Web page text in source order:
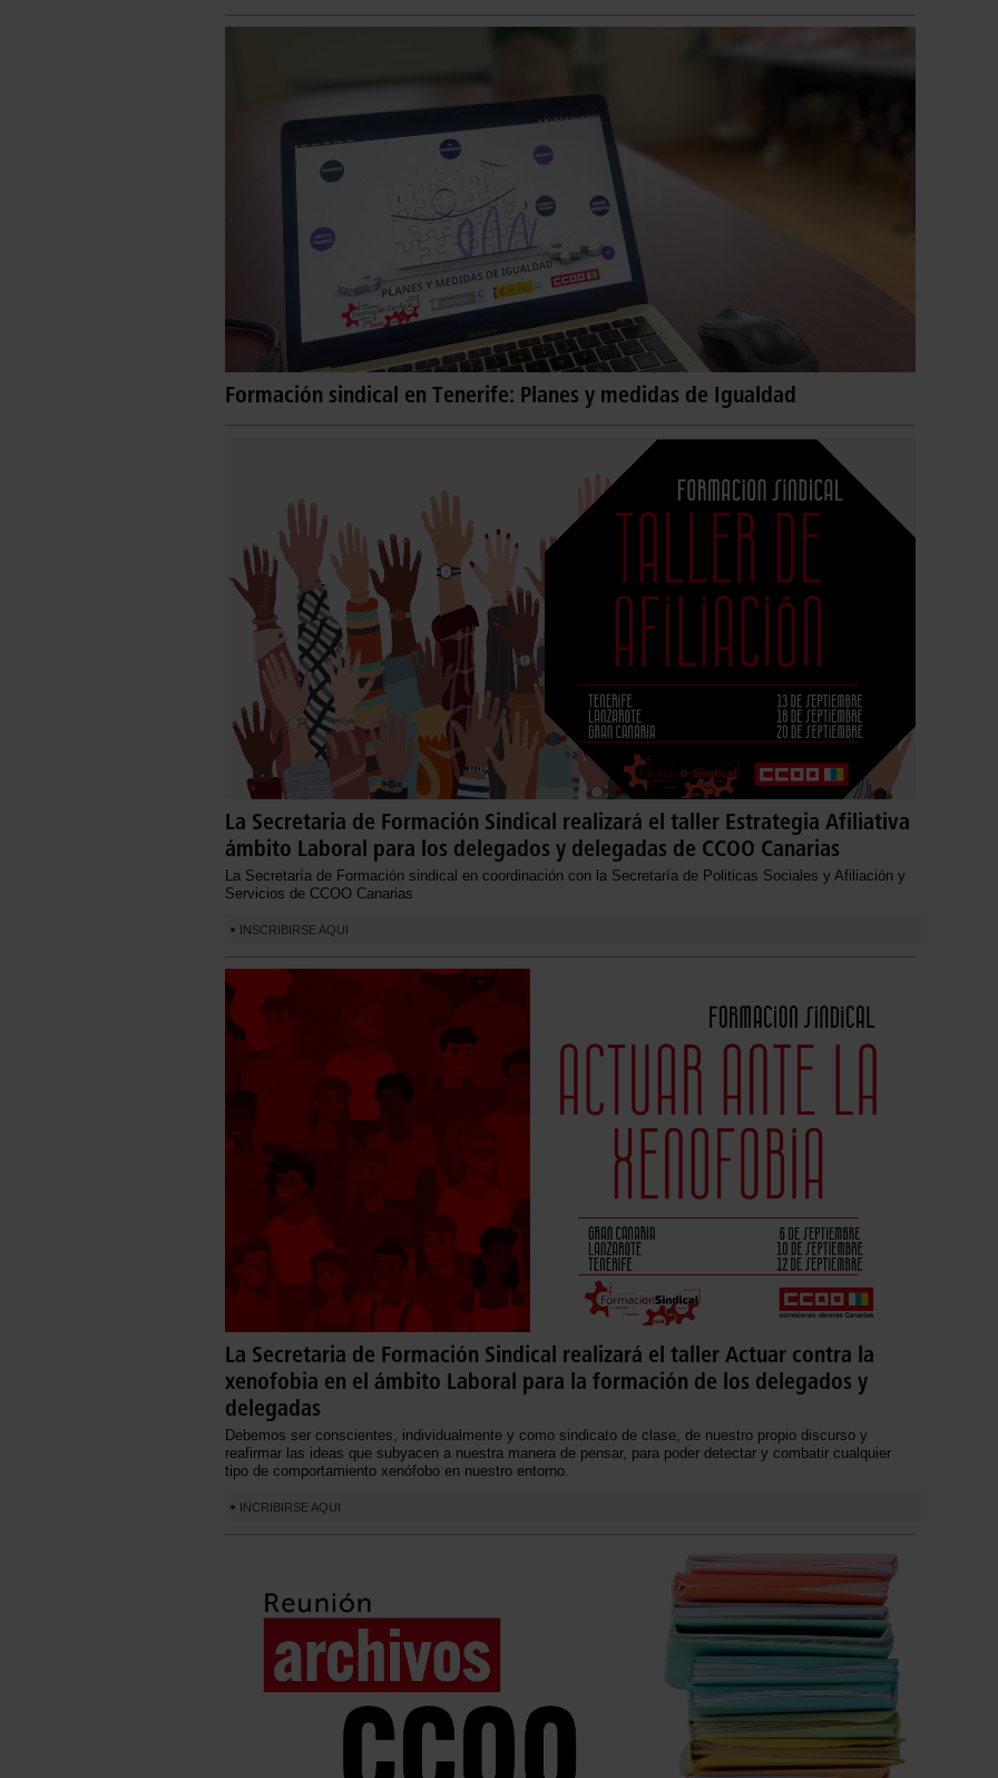
Formación sindical en Tenerife: Planes y medidas de Igualdad
La Secretaria de Formación Sindical realizará el taller Estrategia Afiliativa
ámbito Laboral para los delegados y delegadas de CCOO Canarias
La Secretaría de Formación sindical en coordinación con la Secretaría de Politicas Sociales y Afiliación y
Servicios de CCOO Canarias
INSCRIBIRSE AQUI
La Secretaria de Formación Sindical realizará el taller Actuar contra la
xenofobia en el ámbito Laboral para la formación de los delegados y
delegadas
Debemos ser conscientes, individualmente y como sindicato de clase, de nuestro propio discurso y
reafirmar las ideas que subyacen a nuestra manera de pensar, para poder detectar y combatir cualquier
tipo de comportamiento xenófobo en nuestro entorno.
INCRIBIRSE AQUI